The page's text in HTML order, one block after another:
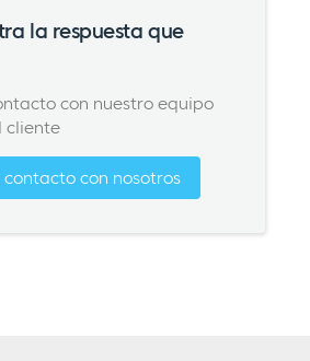
la respuesta que
con nuestro equipo
cliente
contacto con nosotros